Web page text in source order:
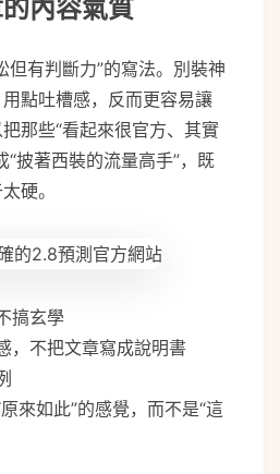
內容氣質
但有判斷力”的寫法。別裝神
點吐槽感，反而更容易讓
那些“看起來很官方、其實
“披著西裝的流量高手”，既
硬。
搞玄學
，不把文章寫成說明書
來如此”的感覺，而不是“這